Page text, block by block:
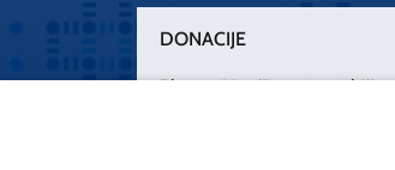
DONACIJE
Plemenitim činom
„Zarazimo“ se dobrotom,